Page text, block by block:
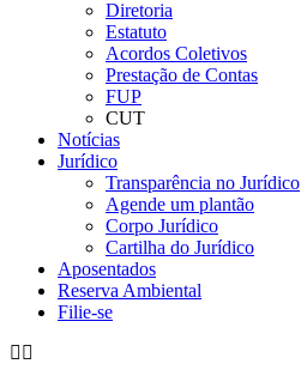
Diretoria
Estatuto
Acordos Coletivos
Prestação de Contas
FUP
CUT
Notícias
Jurídico
Transparência no Jurídico
Agende um plantão
Corpo Jurídico
Cartilha do Jurídico
Aposentados
Reserva Ambiental
Filie-se